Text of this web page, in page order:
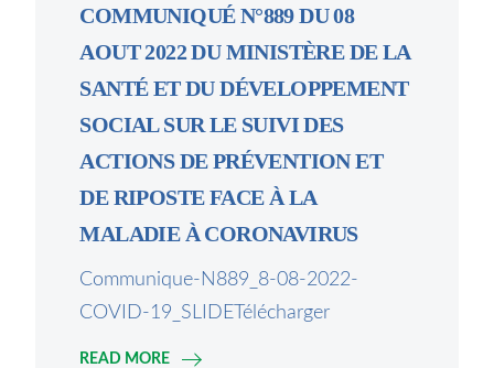
COMMUNIQUÉ N°889 DU 08
AOUT 2022 DU MINISTÈRE DE LA
SANTÉ ET DU DÉVELOPPEMENT
SOCIAL SUR LE SUIVI DES
ACTIONS DE PRÉVENTION ET
DE RIPOSTE FACE À LA
MALADIE À CORONAVIRUS
Communique-N889_8-08-2022-
COVID-19_SLIDETélécharger
READ MORE